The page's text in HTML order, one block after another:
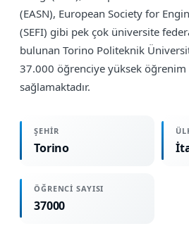
(EASN), European Society for
(SEFI) gibi pek çok üniversite
bulunan Torino Politeknik
37.000 öğrenciye yüksek öğrenim
sağlamaktadır.
ŞEHIR
Torino
ÖĞRENCI SAYISI
37000